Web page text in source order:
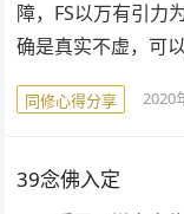
障，FS以万有引力
确是真实不虚，可
同修心得分享 2020
39念佛入定